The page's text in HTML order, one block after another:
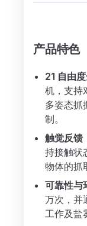
产品特色
21 自由
机，支持
多姿态抓
制。
触觉反馈
持接触状
物体的抓
可靠性与
万次，并
工作及盐